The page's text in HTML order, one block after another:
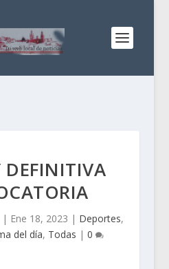
DEFINITIVA
| Ene 18, 2023 | Deportes,
del día, Todas | 0